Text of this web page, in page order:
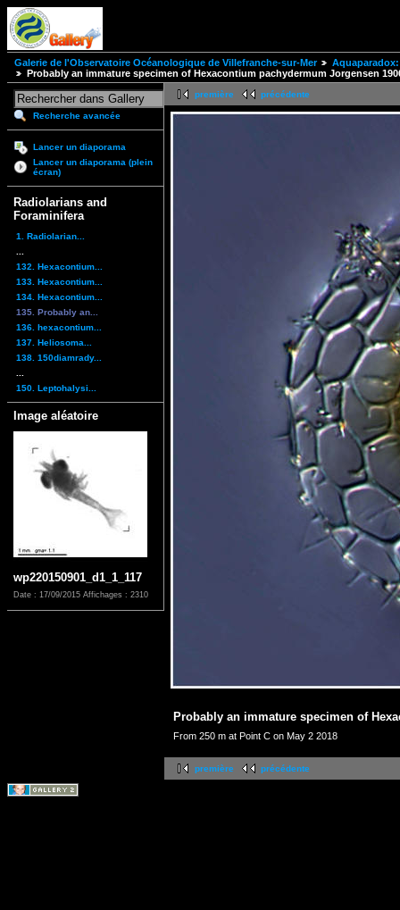
Galerie de l'Observatoire Océanologique de Villefranche-sur-Mer
Probably an immature specimen of Hexacontium pachydermum Jorgensen
Recherche avancée
Lancer un diaporama
Lancer un diaporama (plein
écran)
Radiolarians and
Foraminifera
1. Radiolarian...
132. Hexacontium...
133. Hexacontium...
134. Hexacontium...
135. Probably an...
136. hexacontium...
137. Heliosoma...
138. 150diamrady...
150. Leptohalysi...
Image aléatoire
wp220150901_d1_1_117
Date : 17/09/2015 Affichages : 2310
première précédente
Probably an immature specimen of
From 250 m at Point C on May 2 2018
première précédente